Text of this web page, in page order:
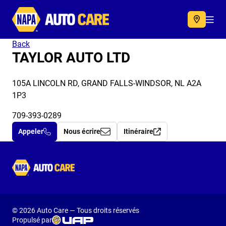
Autocare
Back
TAYLOR AUTO LTD
105A LINCOLN RD, GRAND FALLS-WINDSOR, NL A2A
1P3
709-393-0289
Appeler Nous écrire Itinéraire
Autocare
© 2026 Auto Care — Tous droits réservés
Propulsé par